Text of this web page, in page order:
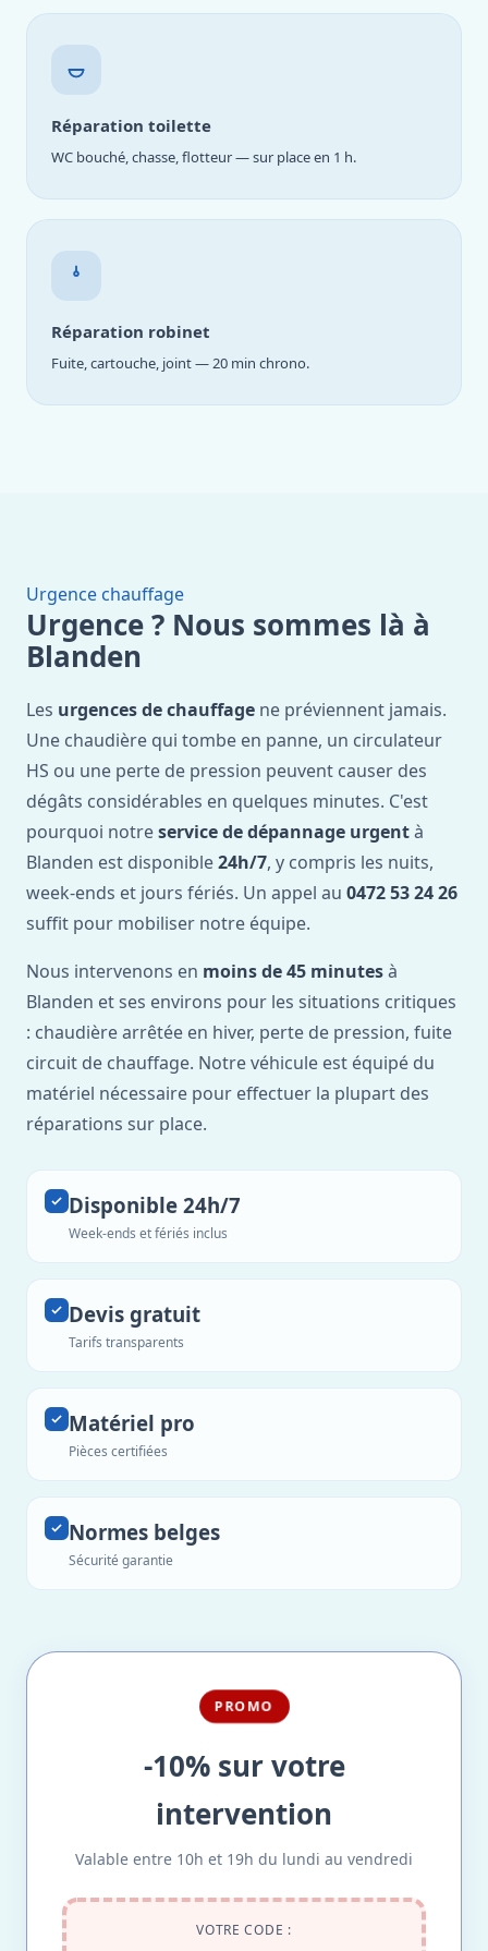
Réparation toilette
WC bouché, chasse, flotteur — sur place en 1 h.
Réparation robinet
Fuite, cartouche, joint — 20 min chrono.
Urgence chauffage
Urgence ? Nous sommes là à
Blanden
Les urgences de chauffage ne préviennent jamais.
Une chaudière qui tombe en panne, un circulateur
HS ou une perte de pression peuvent causer des
dégâts considérables en quelques minutes. C'est
pourquoi notreservice de dépannage urgentà
Blanden est disponible24h/7, y compris les nuits,
week-ends et jours fériés. Un appel au 0472 53 24 26
suffit pour mobiliser notre équipe.
Nous intervenons en moins de 45 minutesà
Blanden et ses environs pour les situations critiques
: chaudière arrêtée en hiver, perte de pression, fuite
circuit de chauffage. Notre véhicule est équipé du
matériel nécessaire pour effectuer la plupart des
réparations sur place.
Disponible 24h/7
Week-ends et fériés inclus
Devis gratuit
Tarifs transparents
Matériel pro
Pièces certifiées
Normes belges
Sécurité garantie
PROMO
-10% sur votre
intervention
Valable entre 10h et 19h du lundi au vendredi
VOTRE CODE :